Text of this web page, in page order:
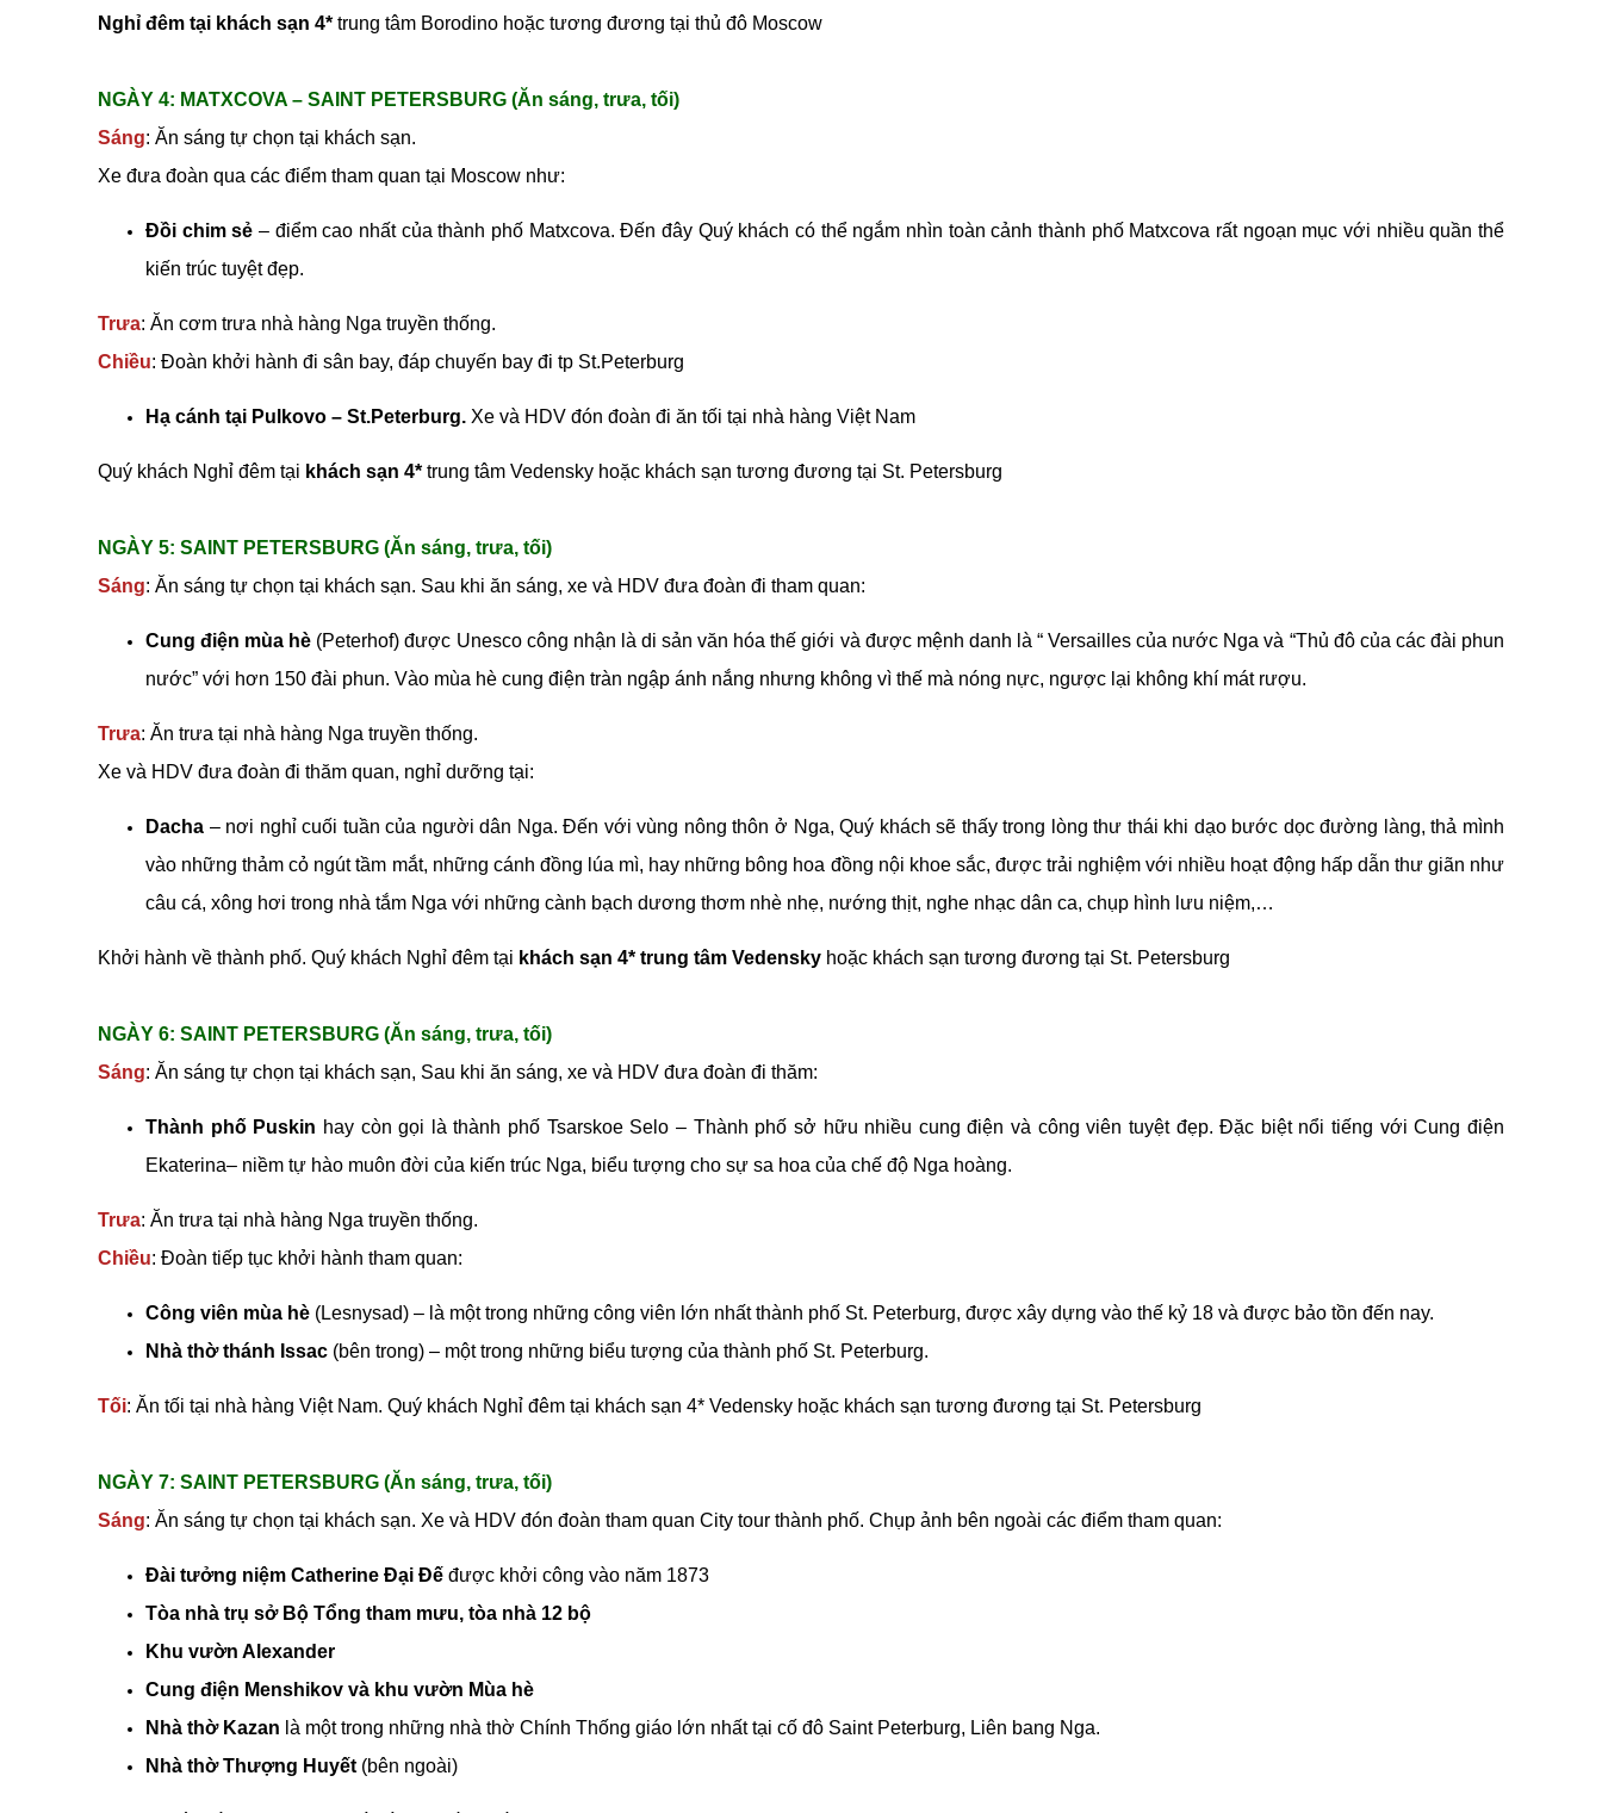
Nghỉ đêm tại khách sạn 4* trung tâm Borodino hoặc tương đương tại thủ đô Moscow
NGÀY 4: MATXCOVA – SAINT PETERSBURG (Ăn sáng, trưa, tối)
Sáng: Ăn sáng tự chọn tại khách sạn.
Xe đưa đoàn qua các điểm tham quan tại Moscow như:
Đồi chim sẻ – điểm cao nhất của thành phố Matxcova. Đến đây Quý khách có thể ngắm nhìn toàn cảnh thành phố Matxcova rất ngoạn mục với nhiều quần thể
kiến trúc tuyệt đẹp.
Trưa: Ăn cơm trưa nhà hàng Nga truyền thống.
Chiều: Đoàn khởi hành đi sân bay, đáp chuyến bay đi tp St.Peterburg
Hạ cánh tại Pulkovo – St.Peterburg. Xe và HDV đón đoàn đi ăn tối tại nhà hàng Việt Nam
Quý khách Nghỉ đêm tại khách sạn 4* trung tâm Vedensky hoặc khách sạn tương đương tại St. Petersburg
NGÀY 5: SAINT PETERSBURG (Ăn sáng, trưa, tối)
Sáng: Ăn sáng tự chọn tại khách sạn. Sau khi ăn sáng, xe và HDV đưa đoàn đi tham quan:
Cung điện mùa hè (Peterhof) được Unesco công nhận là di sản văn hóa thế giới và được mệnh danh là “ Versailles của nước Nga và “Thủ đô của các đài phun
nước” với hơn 150 đài phun. Vào mùa hè cung điện tràn ngập ánh nắng nhưng không vì thế mà nóng nực, ngược lại không khí mát rượu.
Trưa: Ăn trưa tại nhà hàng Nga truyền thống.
Xe và HDV đưa đoàn đi thăm quan, nghỉ dưỡng tại:
Dacha – nơi nghỉ cuối tuần của người dân Nga. Đến với vùng nông thôn ở Nga, Quý khách sẽ thấy trong lòng thư thái khi dạo bước dọc đường làng, thả mình
vào những thảm cỏ ngút tầm mắt, những cánh đồng lúa mì, hay những bông hoa đồng nội khoe sắc, được trải nghiệm với nhiều hoạt động hấp dẫn thư giãn như
câu cá, xông hơi trong nhà tắm Nga với những cành bạch dương thơm nhè nhẹ, nướng thịt, nghe nhạc dân ca, chụp hình lưu niệm,…
Khởi hành về thành phố. Quý khách Nghỉ đêm tại khách sạn 4* trung tâm Vedensky hoặc khách sạn tương đương tại St. Petersburg
NGÀY 6: SAINT PETERSBURG (Ăn sáng, trưa, tối)
Sáng: Ăn sáng tự chọn tại khách sạn, Sau khi ăn sáng, xe và HDV đưa đoàn đi thăm:
Thành phố Puskin hay còn gọi là thành phố Tsarskoe Selo – Thành phố sở hữu nhiều cung điện và công viên tuyệt đẹp. Đặc biệt nổi tiếng với Cung điện
Ekaterina– niềm tự hào muôn đời của kiến trúc Nga, biểu tượng cho sự sa hoa của chế độ Nga hoàng.
Trưa: Ăn trưa tại nhà hàng Nga truyền thống.
Chiều: Đoàn tiếp tục khởi hành tham quan:
Công viên mùa hè (Lesnysad) – là một trong những công viên lớn nhất thành phố St. Peterburg, được xây dựng vào thế kỷ 18 và được bảo tồn đến nay.
Nhà thờ thánh Issac (bên trong) – một trong những biểu tượng của thành phố St. Peterburg.
Tối: Ăn tối tại nhà hàng Việt Nam. Quý khách Nghỉ đêm tại khách sạn 4* Vedensky hoặc khách sạn tương đương tại St. Petersburg
NGÀY 7: SAINT PETERSBURG (Ăn sáng, trưa, tối)
Sáng: Ăn sáng tự chọn tại khách sạn. Xe và HDV đón đoàn tham quan City tour thành phố. Chụp ảnh bên ngoài các điểm tham quan:
Đài tưởng niệm Catherine Đại Đế được khởi công vào năm 1873
Tòa nhà trụ sở Bộ Tổng tham mưu, tòa nhà 12 bộ
Khu vườn Alexander
Cung điện Menshikov và khu vườn Mùa hè
Nhà thờ Kazan là một trong những nhà thờ Chính Thống giáo lớn nhất tại cố đô Saint Peterburg, Liên bang Nga.
Nhà thờ Thượng Huyết (bên ngoài)